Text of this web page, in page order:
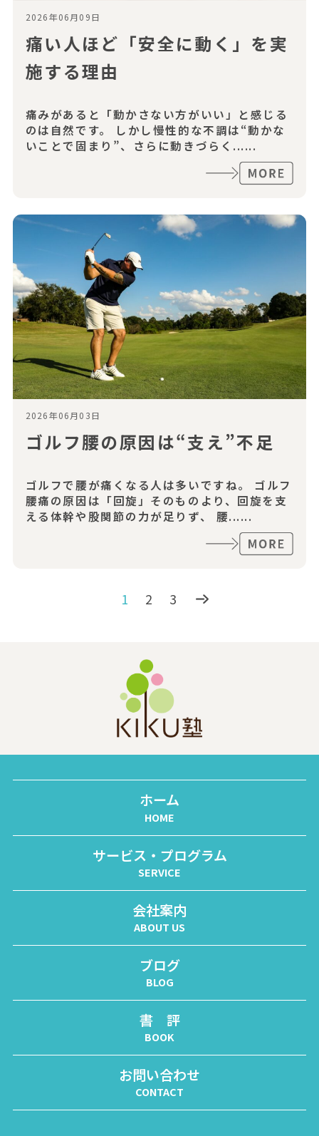
2026年06月09日
痛い人ほど「安全に動く」を実
施する理由
痛みがあると「動かさない方がいい」と感じる
のは自然です。 しかし慢性的な不調は“動かな
いことで固まり”、さらに動きづらく......
2026年06月03日
ゴルフ腰の原因は“支え”不足
ゴルフで腰が痛くなる人は多いですね。 ゴルフ
腰痛の原因は「回旋」そのものより、回旋を支
える体幹や股関節の力が足りず、 腰......
1 2 3
ホーム
HOME
サービス・プログラム
SERVICE
会社案内
ABOUT US
ブログ
BLOG
書 評
BOOK
お問い合わせ
CONTACT